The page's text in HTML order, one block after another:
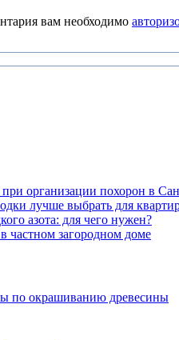
вам необходимо
организации похорон в
лучше выбрать для
азота: для чего нужен?
частном загородном доме
по окрашиванию древесины